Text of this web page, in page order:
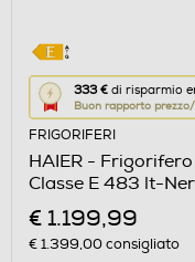
333 € di risparmio
Buon rapporto
Questa
azione
aprirà
il
Calcolatore
di
risparmio
FRIGORIFERI
HAIER -
Classe E 483 lt-
€ 1.199,99
€ 1.399,00consigliato